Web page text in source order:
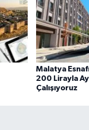
Malatya
200 Lirayla
Çalışıyoruz